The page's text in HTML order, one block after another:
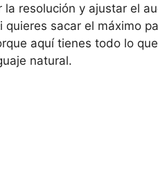
resolución y ajustar el
quieres sacar el máximo
aquí tienes todo lo
natural.